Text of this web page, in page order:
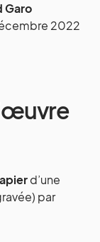
Garo
2022
d’une
par